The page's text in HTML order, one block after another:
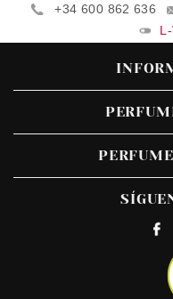
+34 600 862 636